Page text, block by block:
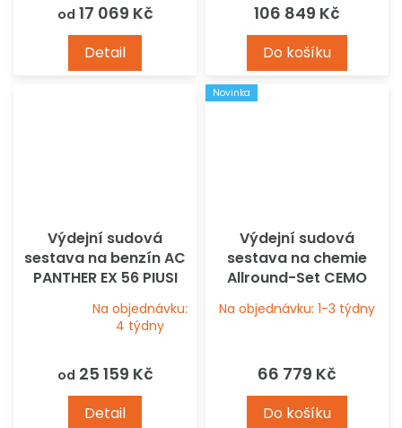
od 17 069 Kč
Detail
106 849 Kč
Do košíku
Výdejní sudová
sestava na benzín AC
PANTHER EX 56 PIUSI
Na objednávku:
4 týdny
od 25 159 Kč
Detail
Novinka
Výdejní sudová
sestava na chemie
Allround-Set CEMO
Na objednávku: 1-3 týdny
66 779 Kč
Do košíku